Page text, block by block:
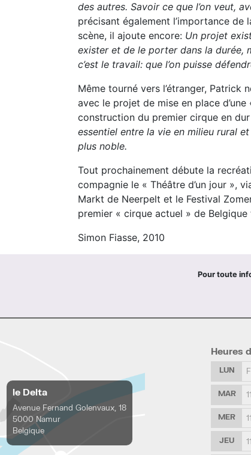
des autres. Savoir ce que l’on veut,
précisant également l’importance de
scène, il ajoute encore: Un projet
exister et de le porter dans la durée,
c’est le travail: que l’on puisse
Même tourné vers l’étranger, Patrick
avec le projet de mise en place
construction du premier cirque en dur
essentiel entre la vie en milieu rural
plus noble.
Tout prochainement débute la
compagnie le « Théâtre d’un jour »,
Markt de Neerpelt et le Festival
premier « cirque actuel » de
Simon Fiasse, 2010
Pour toute
le Delta
Avenue Fernand Golenvaux, 18
5000 Namur
Belgique
Heures
LUN
MAR
MER
JEU